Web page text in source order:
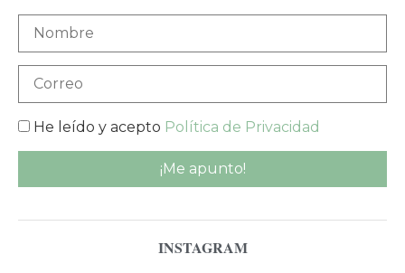
He leído y acepto Política de Privacidad
INSTAGRAM